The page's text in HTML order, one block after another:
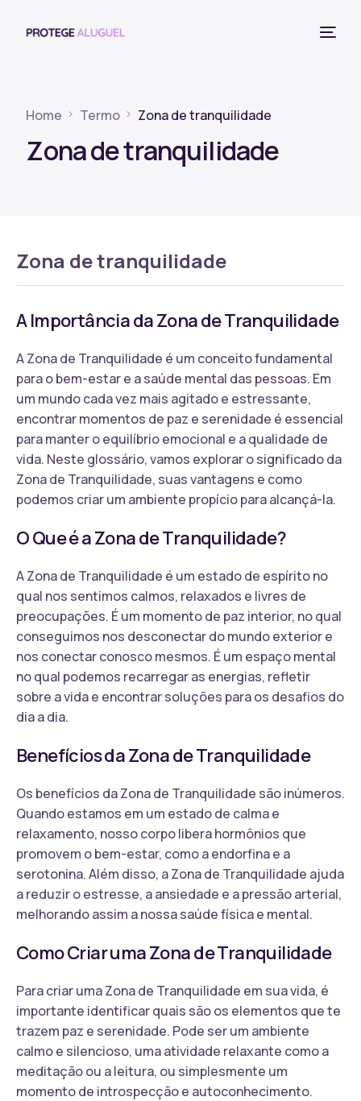
Home Termo Zona de tranquilidade
Zona de tranquilidade
Zona de tranquilidade
A Importância da Zona de Tranquilidade
A Zona de Tranquilidade é um conceito fundamental
para o bem-estar e a saúde mental das pessoas. Em
um mundo cada vez mais agitado e estressante,
encontrar momentos de paz e serenidade é essencial
para manter o equilíbrio emocional e a qualidade de
vida. Neste glossário, vamos explorar o significado da
Zona de Tranquilidade, suas vantagens e como
podemos criar um ambiente propício para alcançá-la.
O Que é a Zona de Tranquilidade?
A Zona de Tranquilidade é um estado de espírito no
qual nos sentimos calmos, relaxados e livres de
preocupações. É um momento de paz interior, no qual
conseguimos nos desconectar do mundo exterior e
nos conectar conosco mesmos. É um espaço mental
no qual podemos recarregar as energias, refletir
sobre a vida e encontrar soluções para os desafios do
dia a dia.
Benefícios da Zona de Tranquilidade
Os benefícios da Zona de Tranquilidade são inúmeros.
Quando estamos em um estado de calma e
relaxamento, nosso corpo libera hormônios que
promovem o bem-estar, como a endorfina e a
serotonina. Além disso, a Zona de Tranquilidade ajuda
a reduzir o estresse, a ansiedade e a pressão arterial,
melhorando assim a nossa saúde física e mental.
Como Criar uma Zona de Tranquilidade
Para criar uma Zona de Tranquilidade em sua vida, é
importante identificar quais são os elementos que te
trazem paz e serenidade. Pode ser um ambiente
calmo e silencioso, uma atividade relaxante como a
meditação ou a leitura, ou simplesmente um
momento de introspecção e autoconhecimento.